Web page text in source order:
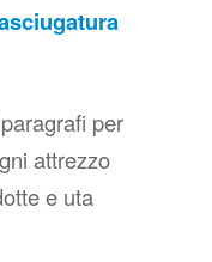
per
attrezzo
e uta